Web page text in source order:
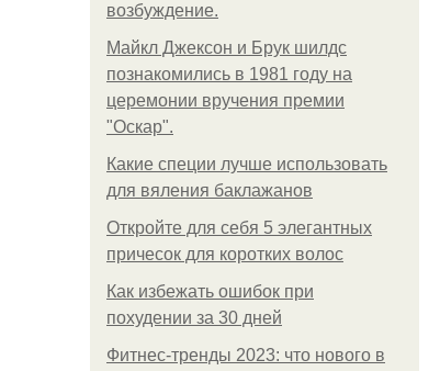
возбуждение.
Майкл Джексон и Брук шилдс
познакомились в 1981 году на
церемонии вручения премии
"Оскар".
Какие специи лучше использовать
для вяления баклажанов
Откройте для себя 5 элегантных
причесок для коротких волос
Как избежать ошибок при
похудении за 30 дней
Фитнес-тренды 2023: что нового в